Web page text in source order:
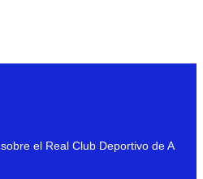
sobre el Real Club Deportivo de A